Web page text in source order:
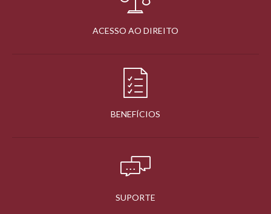
ACESSO AO DIREITO
BENEFÍCIOS
SUPORTE